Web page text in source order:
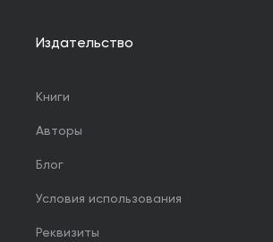
Издательство
Книги
Авторы
Блог
Условия использования
Реквизиты